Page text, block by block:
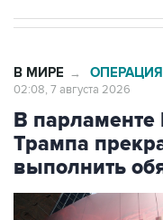
В МИРЕ →
02:08, 7 августа 2026
В парламенте
Трампа
выполнить